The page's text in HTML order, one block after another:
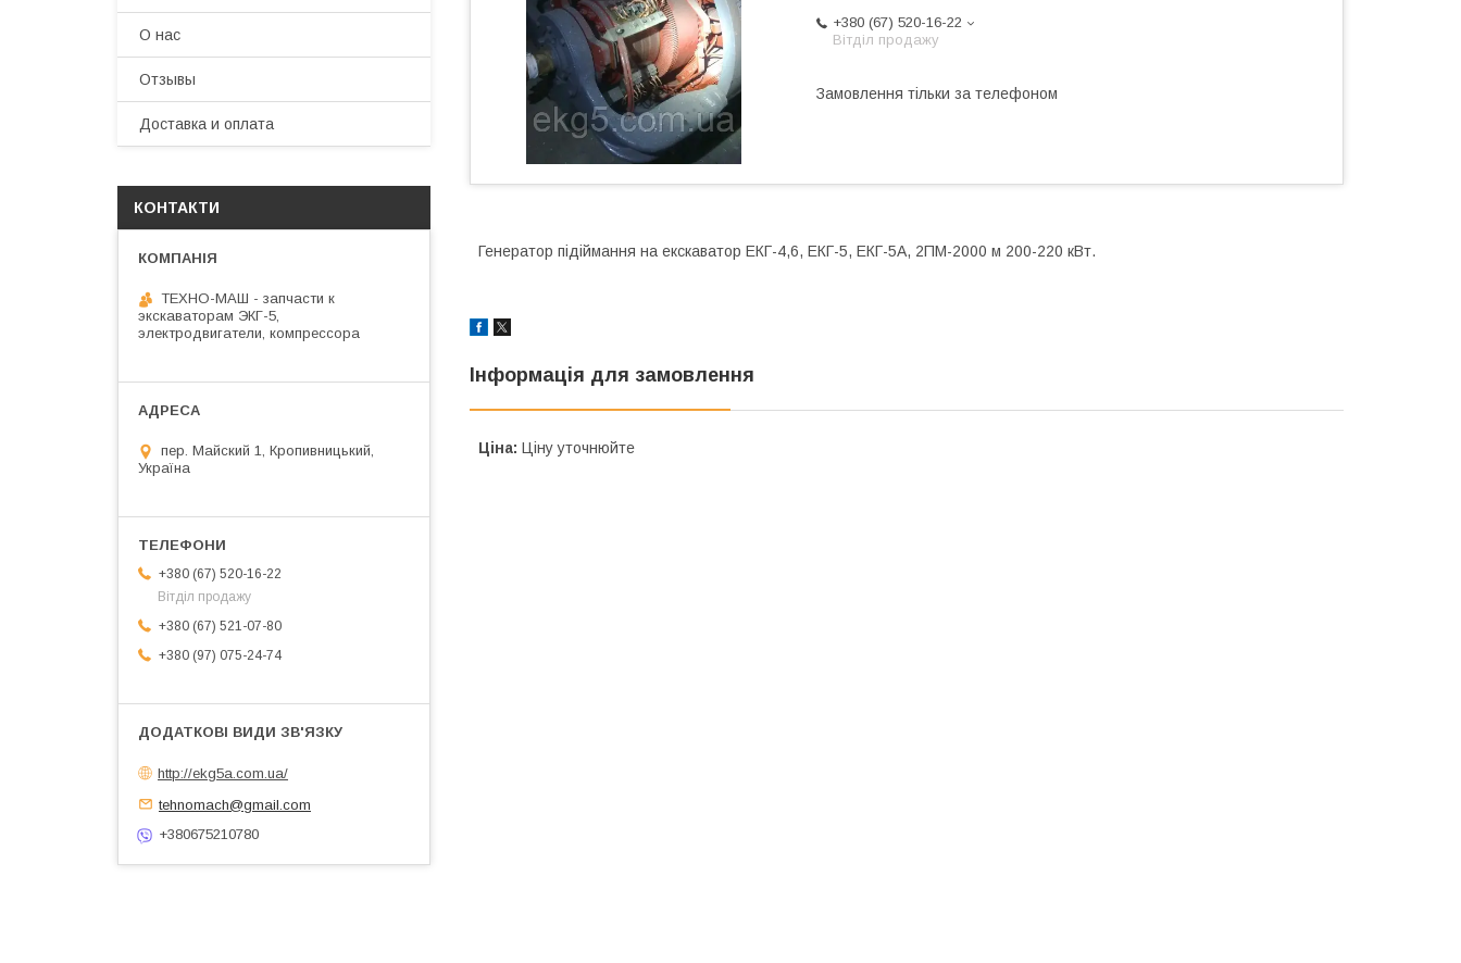
+380 (67) 520-16-22
Вітділ продажу
Замовлення тільки за телефоном
Генератор підіймання на екскаватор ЕКГ-4,6, ЕКГ-5, ЕКГ-5А, 2ПМ-2000 м 200-220 кВт.
Інформація для замовлення
Ціна: Ціну уточнюйте
О нас
Отзывы
Доставка и оплата
КОНТАКТИ
ТЕХНО-МАШ - запчасти к
экскаваторам ЭКГ-5,
электродвигатели, компрессора
пер. Майский 1, Кропивницький,
Україна
+380 (67) 520-16-22
Вітділ продажу
+380 (67) 521-07-80
+380 (97) 075-24-74
http://ekg5a.com.ua/
tehnomach@gmail.com
+380675210780